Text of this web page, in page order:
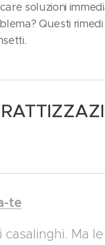
soluzioni
Questi
te
Ma